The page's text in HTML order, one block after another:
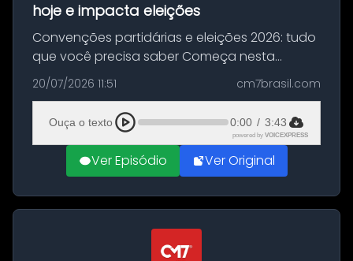
hoje e impacta eleições
Convenções partidárias e eleições 2026: tudo
que você precisa saber Começa nesta
segunda-feira e vai até 5 de agosto o prazo
para que partidos políticos e federações
partidárias realizem suas convençõ...
20/07/2026 11:51 cm7brasil.com
Ouça o texto 0:00 / 3:43
powered by VOICEXPRESS
Ver Episódio Ver Original